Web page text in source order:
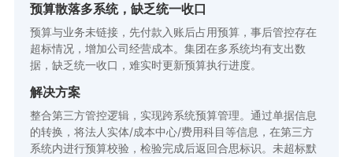
预算散落多系统，缺乏统一收口
预算与业务未链接，先付款入账后占用预算，事后管控存在
超标情况，增加公司经营成本。集团在多系统均有支出数
据，缺乏统一收口，难实时更新预算执行进度。
解决方案
整合第三方管控逻辑，实现跨系统预算管理。通过单据信息
的转换，将法人实体/成本中心/费用科目等信息，在第三方
系统内进行预算校验，检验完成后返回合思标识。未超标默